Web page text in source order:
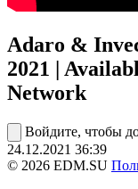
Adaro &
2021 |
Network
Войдите, чтобы
24.12.2021 36:39
© 2026 EDM.SU